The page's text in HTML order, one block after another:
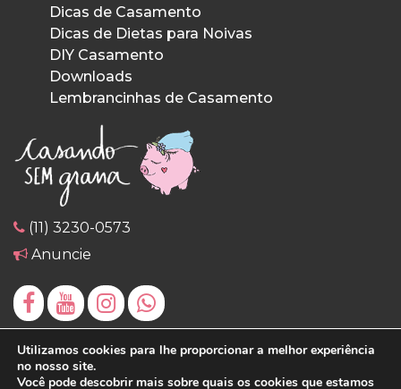
Dicas de Casamento
Dicas de Dietas para Noivas
DIY Casamento
Downloads
Lembrancinhas de Casamento
(11) 3230-0573
Anuncie
Utilizamos cookies para lhe proporcionar a melhor experiência
no nosso site.
Você pode descobrir mais sobre quais os cookies que estamos